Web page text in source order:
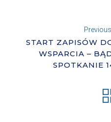
START ZAPISÓW
WSPARCIA –
SPOTKANIE